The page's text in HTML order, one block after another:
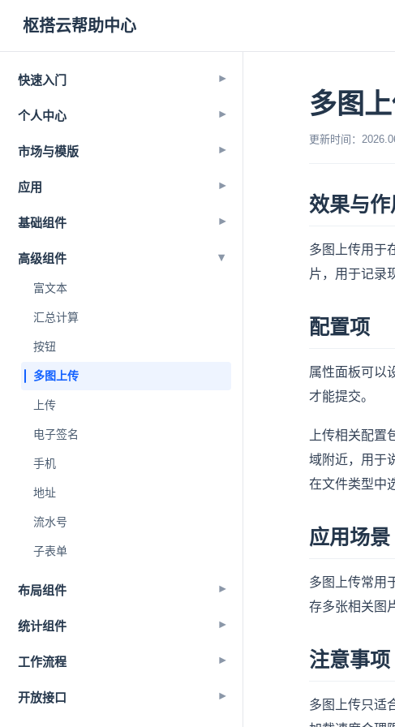
枢搭云帮助中心
快速入门 ▾
个人中心 ▾
市场与模版 ▾
应用 ▾
基础组件 ▾
高级组件 ▾
富文本
汇总计算
按钮
多图上传
上传
电子签名
手机
地址
流水号
子表单
布局组件 ▾
统计组件 ▾
工作流程 ▾
开放接口 ▾
多图
更新时间：
效果与作
多图上传用于
片，用于记录
配置项
属性面板可以
才能提交。
上传相关配
域附近，用于
在文件类型中
应用场景
多图上传常用
存多张相关图
注意事项
多图上传只适